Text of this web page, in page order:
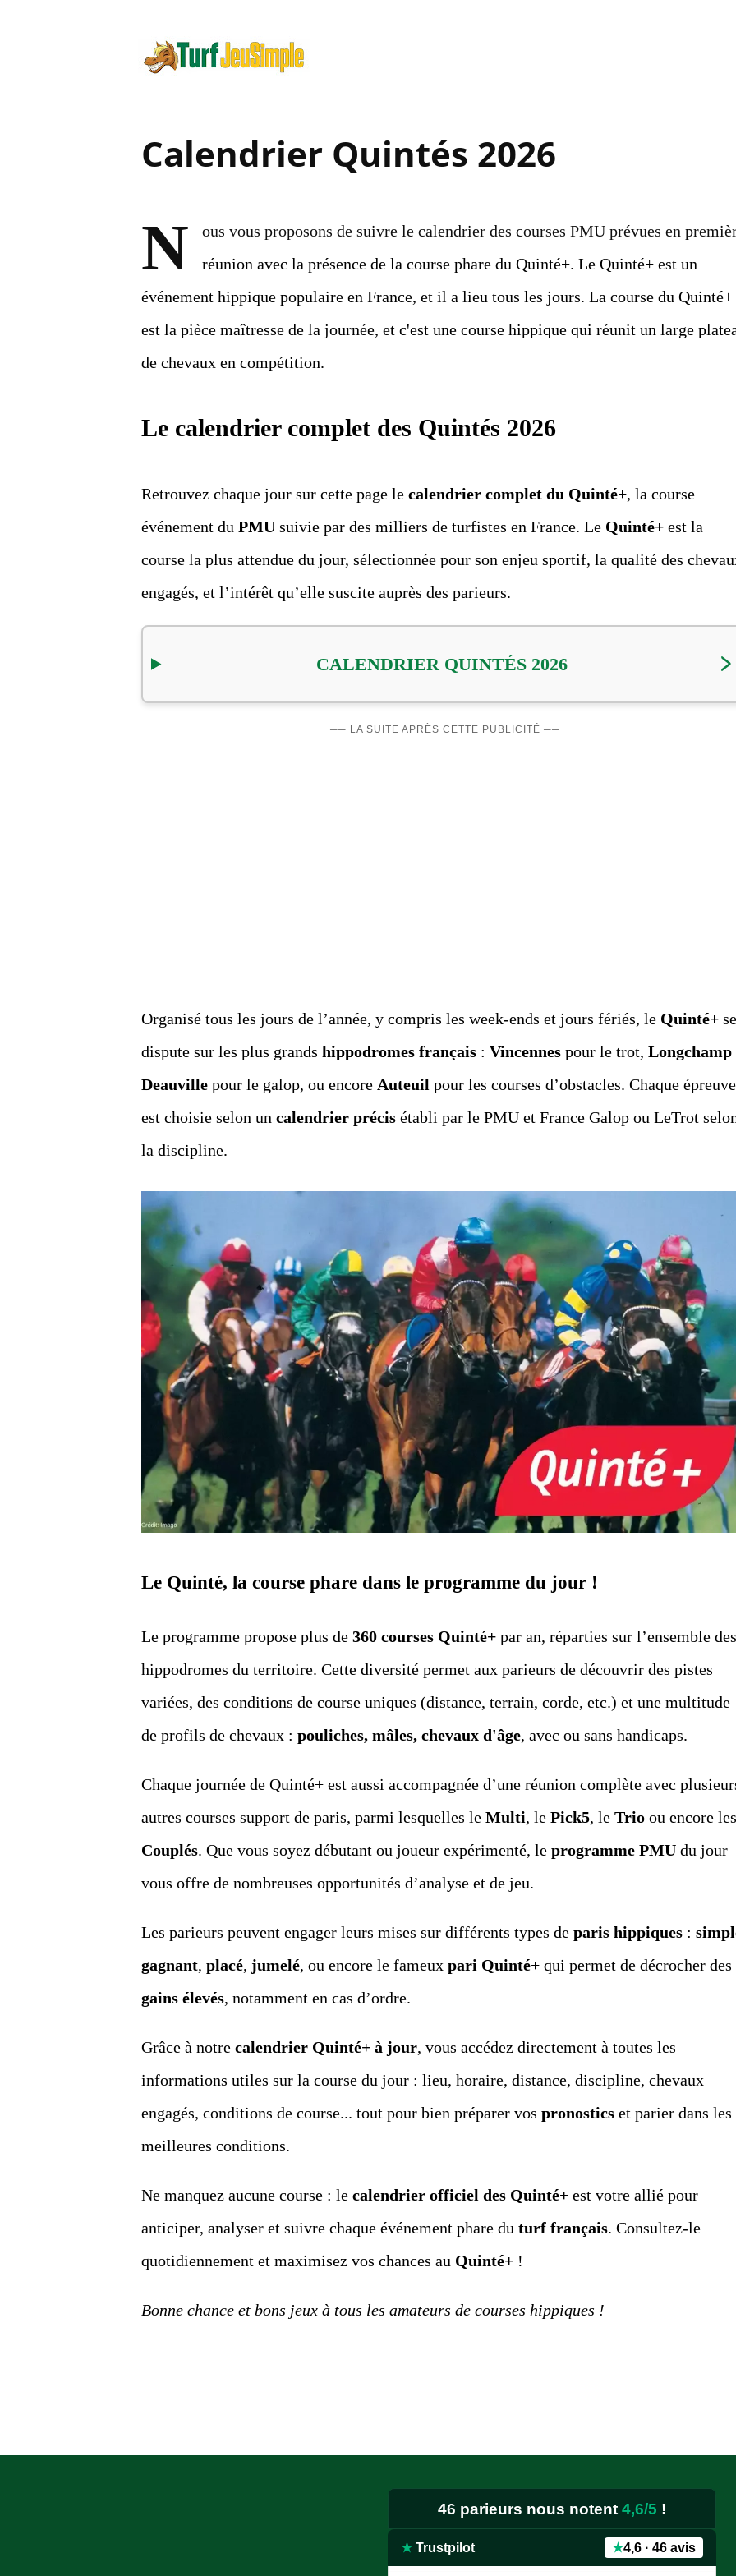
Calendrier Quintés 2026
N
ous vous proposons de suivre le calendrier des courses PMU prévues en
réunion avec la présence de la course phare du Quinté+. Le Quinté+ est un
événement hippique populaire en France, et il a lieu tous les jours. La course du Quinté+
est la pièce maîtresse de la journée, et c'est une course hippique qui réunit un large
de chevaux en compétition.
Le calendrier complet des Quintés 2026
Retrouvez chaque jour sur cette page le calendrier complet du Quinté+, la course
événement du PMU suivie par des milliers de turfistes en France. Le Quinté+ est la
course la plus attendue du jour, sélectionnée pour son enjeu sportif, la qualité des
engagés, et l’intérêt qu’elle suscite auprès des parieurs.
CALENDRIER QUINTÉS 2026
── LA SUITE APRÈS CETTE PUBLICITÉ ──
Organisé tous les jours de l’année, y compris les week-ends et jours fériés, le Quinté+ se
dispute sur les plus grands hippodromes français : Vincennes pour le trot, Longchamp
Deauville pour le galop, ou encore Auteuil pour les courses d’obstacles. Chaque épreuve
est choisie selon un calendrier précis établi par le PMU et France Galop ou LeTrot
la discipline.
Le Quinté, la course phare dans le programme du jour !
Le programme propose plus de 360 courses Quinté+ par an, réparties sur l’ensemble des
hippodromes du territoire. Cette diversité permet aux parieurs de découvrir des pistes
variées, des conditions de course uniques (distance, terrain, corde, etc.) et une multitude
de profils de chevaux : pouliches, mâles, chevaux d'âge, avec ou sans handicaps.
Chaque journée de Quinté+ est aussi accompagnée d’une réunion complète avec
autres courses support de paris, parmi lesquelles le Multi, le Pick5, le Trio ou encore les
Couplés. Que vous soyez débutant ou joueur expérimenté, le programme PMU du jour
vous offre de nombreuses opportunités d’analyse et de jeu.
Les parieurs peuvent engager leurs mises sur différents types de paris hippiques :
gagnant, placé, jumelé, ou encore le fameux pari Quinté+ qui permet de décrocher des
gains élevés, notamment en cas d’ordre.
Grâce à notre calendrier Quinté+ à jour, vous accédez directement à toutes les
informations utiles sur la course du jour : lieu, horaire, distance, discipline, chevaux
engagés, conditions de course... tout pour bien préparer vos pronostics et parier dans les
meilleures conditions.
Ne manquez aucune course : le calendrier officiel des Quinté+ est votre allié pour
anticiper, analyser et suivre chaque événement phare du turf français. Consultez-le
quotidiennement et maximisez vos chances au Quinté+ !
Bonne chance et bons jeux à tous les amateurs de courses hippiques !
46 parieurs nous notent 4,6/5 !
★ Trustpilot ★4,6 · 46 avis
remarque l'absence de Mr Jean Luc B, j'espère qu'il
va bien.contuiner ainsi, c'est super »
Edmond — juillet 2026
★★★★★